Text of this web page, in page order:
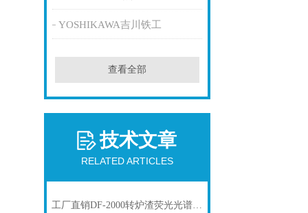
YOSHIKAWA吉川铁工
查看全部
技术文章
RELATED ARTICLES
工厂直销DF-2000转炉渣荧光光谱仪技术参数